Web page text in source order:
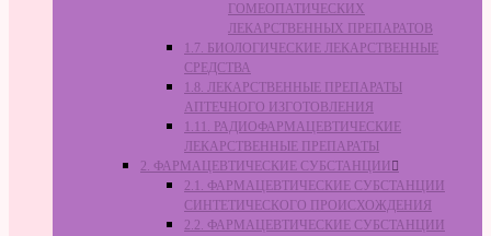
ГОМЕОПАТИЧЕСКИХ
ЛЕКАРСТВЕННЫХ ПРЕПАРАТОВ
1.7. БИОЛОГИЧЕСКИЕ ЛЕКАРСТВЕННЫЕ
СРЕДСТВА
1.8. ЛЕКАРСТВЕННЫЕ ПРЕПАРАТЫ
АПТЕЧНОГО ИЗГОТОВЛЕНИЯ
1.11. РАДИОФАРМАЦЕВТИЧЕСКИЕ
ЛЕКАРСТВЕННЫЕ ПРЕПАРАТЫ
2. ФАРМАЦЕВТИЧЕСКИЕ СУБСТАНЦИИ
2.1. ФАРМАЦЕВТИЧЕСКИЕ СУБСТАНЦИИ
СИНТЕТИЧЕСКОГО ПРОИСХОЖДЕНИЯ
2.2. ФАРМАЦЕВТИЧЕСКИЕ СУБСТАНЦИИ